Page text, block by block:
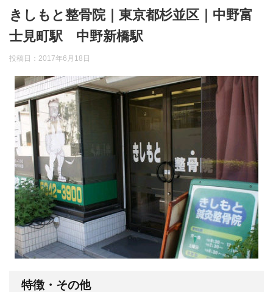
きしもと整骨院｜東京都杉並区｜中野富
士見町駅 中野新橋駅
投稿日： 2017年6月18日
特徴・その他